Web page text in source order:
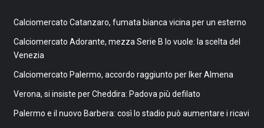
Calciomercato Catanzaro, fumata bianca vicina per un esterno
Calciomercato Adorante, mezza Serie B lo vuole: la scelta del
Venezia
Calciomercato Palermo, accordo raggiunto per Iker Almena
Verona, si insiste per Cheddira: Padova più defilato
Palermo e il nuovo Barbera: così lo stadio può aumentare i ricavi